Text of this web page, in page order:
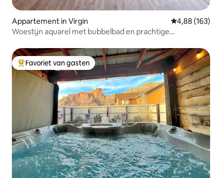
Appartement in Virgin Gemiddelde
4,88 (163)
Woestijn aquarel met bubbelbad en prachtige
Topfavoriet van gasten
Favoriet van gasten